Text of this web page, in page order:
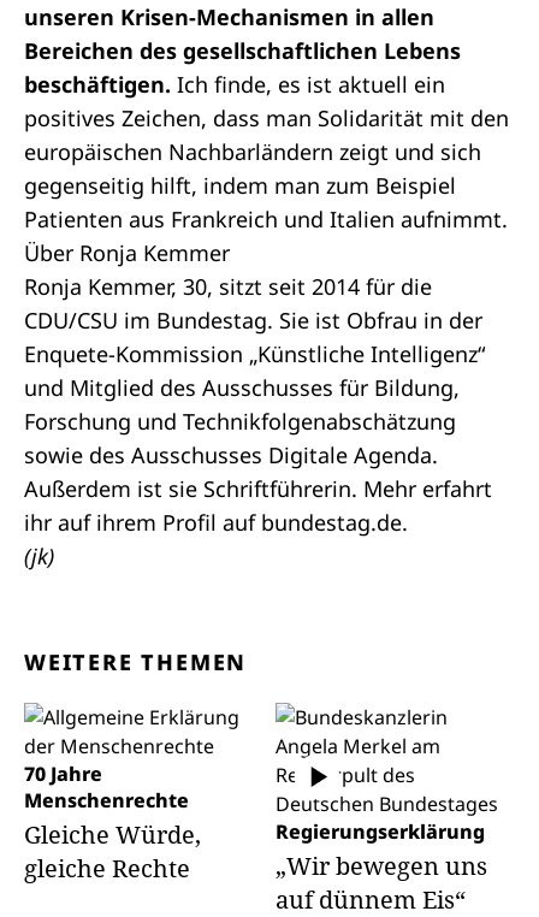
unseren Krisen-Mechanismen in allen
Bereichen des gesellschaftlichen Lebens
beschäftigen. Ich finde, es ist aktuell ein
positives Zeichen, dass man Solidarität mit den
europäischen Nachbarländern zeigt und sich
gegenseitig hilft, indem man zum Beispiel
Patienten aus Frankreich und Italien aufnimmt.
Über Ronja Kemmer
Ronja Kemmer, 30, sitzt seit 2014 für die
CDU/CSU im Bundestag. Sie ist Obfrau in der
Enquete-Kommission „Künstliche Intelligenz“
und Mitglied des Ausschusses für Bildung,
Forschung und Technikfolgenabschätzung
sowie des Ausschusses Digitale Agenda.
Außerdem ist sie Schriftführerin. Mehr erfahrt
ihr auf ihrem Profil auf bundestag.de.
(jk)
WEITERE THEMEN
70 Jahre
Menschenrechte
Gleiche Würde,
gleiche Rechte
Regierungserklärung
„Wir bewegen uns
auf dünnem Eis“